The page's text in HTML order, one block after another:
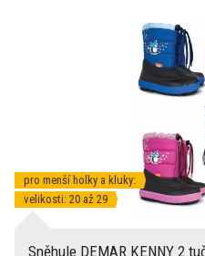
pro menší holky a kluky:
velikosti: 20 až 29
Sněhule DEMAR KENNY 2